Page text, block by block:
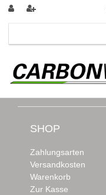
SHOP
Zahlungsarten
Versandkosten
Warenkorb
Zur Kasse